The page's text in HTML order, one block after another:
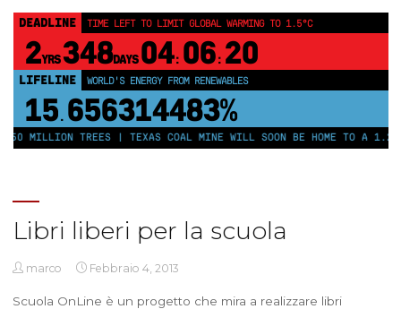
DEADLINE TIME LEFT TO LIMIT GLOBAL WARMING TO 1.5°C
2YRS 348DAYS 04: 06: 20
LIFELINE WORLD'S ENERGY FROM RENEWABLES
15. 656314483%
250 MILLION TREES | TEXAS COAL MINE WILL SOON BE HOME TO A
Libri liberi per la scuola
marco Febbraio 4, 2013
Scuola OnLine è un progetto che mira a realizzare libri